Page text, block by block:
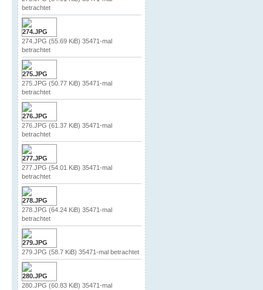
betrachtet
274.JPG (55.69 KiB) 35471-mal
betrachtet
275.JPG (50.77 KiB) 35471-mal
betrachtet
276.JPG (61.37 KiB) 35471-mal
betrachtet
277.JPG (54.01 KiB) 35471-mal
betrachtet
278.JPG (64.24 KiB) 35471-mal
betrachtet
279.JPG (58.7 KiB) 35471-mal betrachtet
280.JPG (60.83 KiB) 35471-mal